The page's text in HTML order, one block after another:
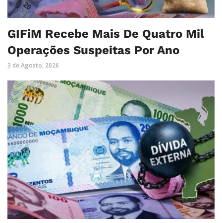
GIFiM Recebe Mais De Quatro Mil
Operações Suspeitas Por Ano
3 de Agosto, 2026